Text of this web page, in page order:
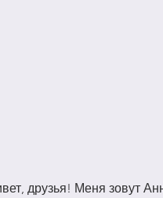
друзья! Меня зовут